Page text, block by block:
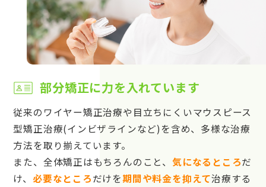
部分矯正に力を入れています
従来のワイヤー矯正治療や目立ちにくいマウスピース
型矯正治療(インビザラインなど)を含め、多様な治療
方法を取り揃えています。
また、全体矯正はもちろんのこと、 気になるところだ
け、 必要なところだけを期間や料金を抑えて治療する